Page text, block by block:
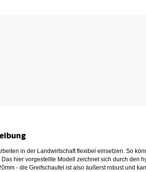
in der Landwirtschaft flexibel einsetzen. So
hier vorgestellte Modell zeichnet sich durch den
- die Greifschaufel ist also äußerst robust und